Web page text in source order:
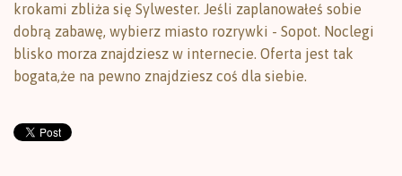
krokami zbliża się Sylwester. Jeśli zaplanowałeś sobie
dobrą zabawę, wybierz miasto rozrywki - Sopot. Noclegi
blisko morza znajdziesz w internecie. Oferta jest tak
bogata,że na pewno znajdziesz coś dla siebie.